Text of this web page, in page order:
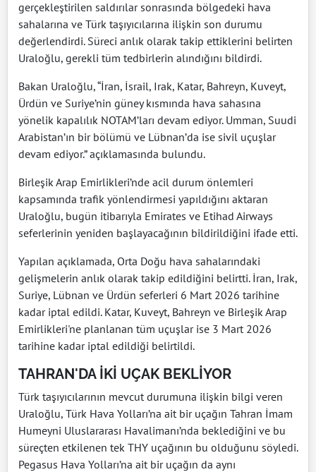
gerçekleştirilen saldırılar sonrasında bölgedeki hava
sahalarına ve Türk taşıyıcılarına ilişkin son durumu
değerlendirdi. Süreci anlık olarak takip ettiklerini belirten
Uraloğlu, gerekli tüm tedbirlerin alındığını bildirdi.
Bakan Uraloğlu, “İran, İsrail, Irak, Katar, Bahreyn, Kuveyt,
Ürdün ve Suriye’nin güney kısmında hava sahasına
yönelik kapalılık NOTAM’ları devam ediyor. Umman, Suudi
Arabistan’ın bir bölümü ve Lübnan’da ise sivil uçuşlar
devam ediyor.” açıklamasında bulundu.
Birleşik Arap Emirlikleri’nde acil durum önlemleri
kapsamında trafik yönlendirmesi yapıldığını aktaran
Uraloğlu, bugün itibarıyla Emirates ve Etihad Airways
seferlerinin yeniden başlayacağının bildirildiğini ifade etti.
Yapılan açıklamada, Orta Doğu hava sahalarındaki
gelişmelerin anlık olarak takip edildiğini belirtti. İran, Irak,
Suriye, Lübnan ve Ürdün seferleri 6 Mart 2026 tarihine
kadar iptal edildi. Katar, Kuveyt, Bahreyn ve Birleşik Arap
Emirlikleri'ne planlanan tüm uçuşlar ise 3 Mart 2026
tarihine kadar iptal edildiği belirtildi.
TAHRAN'DA İKİ UÇAK BEKLİYOR
Türk taşıyıcılarının mevcut durumuna ilişkin bilgi veren
Uraloğlu, Türk Hava Yolları’na ait bir uçağın Tahran İmam
Humeyni Uluslararası Havalimanı’nda beklediğini ve bu
süreçten etkilenen tek THY uçağının bu olduğunu söyledi.
Pegasus Hava Yolları’na ait bir uçağın da aynı